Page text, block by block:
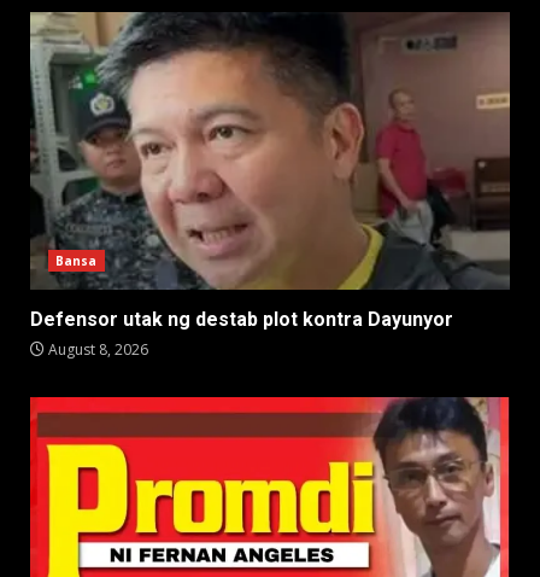
Bansa
Defensor utak ng destab plot kontra Dayunyor
August 8, 2026